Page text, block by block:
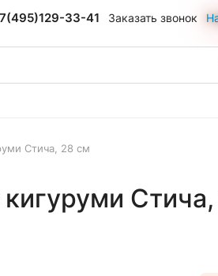
33-41 Заказать звонок
Стича, 28 см